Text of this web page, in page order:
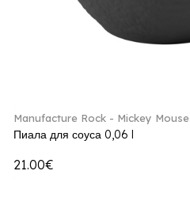
Manufacture Rock - Mickey Mouse
Пиала для соуса 0,06 l
21.00€